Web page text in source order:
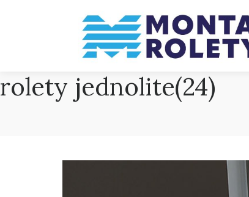
rolety jednolite(24)